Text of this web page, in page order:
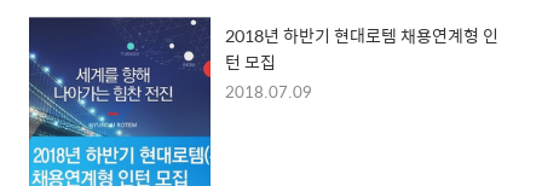
2018년 하반기 현대로템 채용연계형 인
턴 모집
2018.07.09